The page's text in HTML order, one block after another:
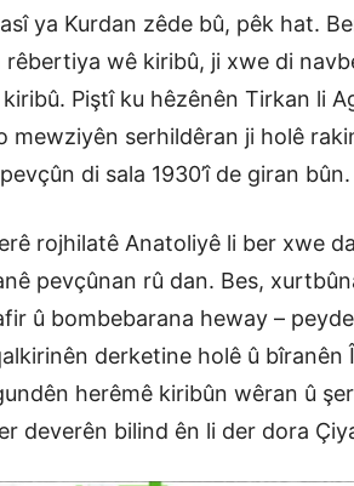
ya Kurdan zêde bû, pêk hat.
rêbertiya wê kiribû, ji xwe di
Piştî ku hêzênên Tirkan li
mewziyên serhildêran ji holê
di sala 1930’î de giran bûn.
rojhilatê Anatoliyê li ber xwe
pevçûnan rû dan. Bes,
û bombebarana heway –
derketine holê û bîranên
herêmê kiribûn wêran û
deverên bilind ên li der dora